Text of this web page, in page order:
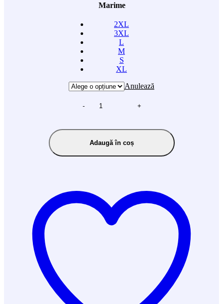
Marime
2XL
3XL
L
M
S
XL
Anulează
- +
Adaugă în coș